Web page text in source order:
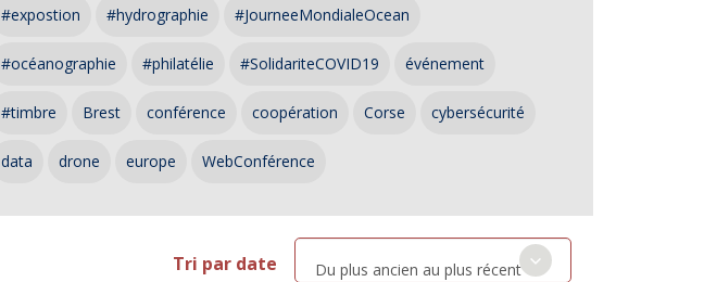
#expostion #hydrographie #JourneeMondialeOcean
#océanographie #philatélie #SolidariteCOVID19 événement
#timbre Brest conférence coopération Corse cybersécurité
data drone europe WebConférence
Tri par date Du plus ancien au plus récent